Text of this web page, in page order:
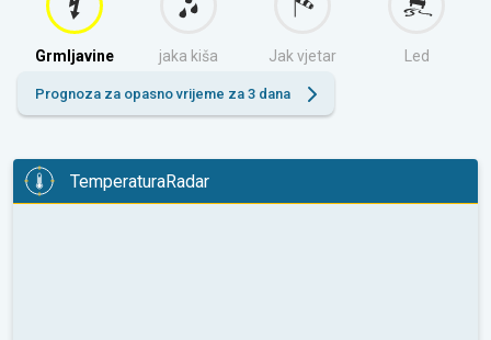
Grmljavine jaka kiša Jak vjetar Led
Prognoza za opasno vrijeme za 3 dana
TemperaturaRadar